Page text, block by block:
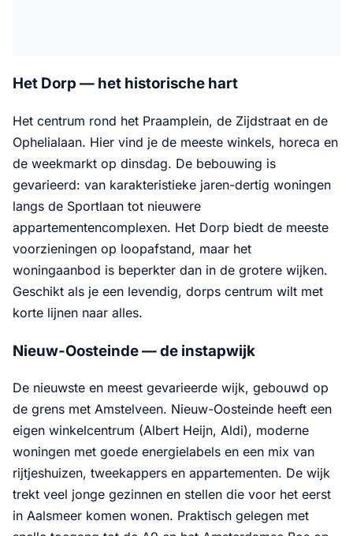
Het Dorp — het historische hart
Het centrum rond het Praamplein, de Zijdstraat en de
Ophelialaan. Hier vind je de meeste winkels, horeca en
de weekmarkt op dinsdag. De bebouwing is
gevarieerd: van karakteristieke jaren-dertig woningen
langs de Sportlaan tot nieuwere
appartementencomplexen. Het Dorp biedt de meeste
voorzieningen op loopafstand, maar het
woningaanbod is beperkter dan in de grotere wijken.
Geschikt als je een levendig, dorps centrum wilt met
korte lijnen naar alles.
Nieuw-Oosteinde — de instapwijk
De nieuwste en meest gevarieerde wijk, gebouwd op
de grens met Amstelveen. Nieuw-Oosteinde heeft een
eigen winkelcentrum (Albert Heijn, Aldi), moderne
woningen met goede energielabels en een mix van
rijtjeshuizen, tweekappers en appartementen. De wijk
trekt veel jonge gezinnen en stellen die voor het eerst
in Aalsmeer komen wonen. Praktisch gelegen met